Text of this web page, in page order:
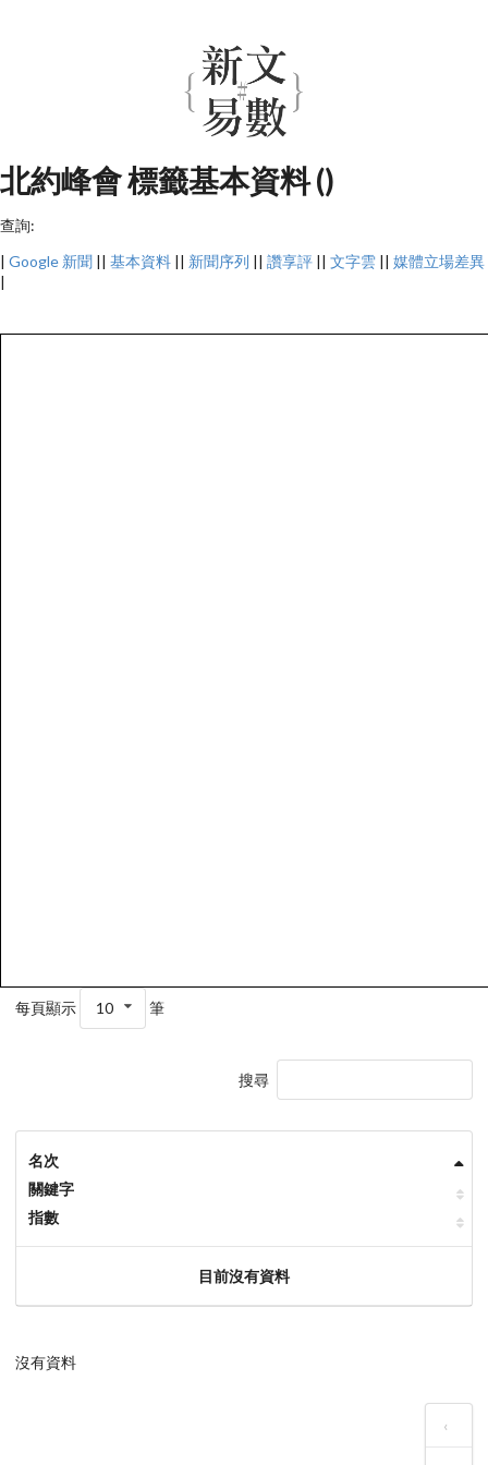
北約峰會 標籤基本資料 ()
查詢:
| Google 新聞 || 基本資料 || 新聞序列 || 讚享評 || 文字雲 || 媒體立場差異
|
每頁顯示 10 筆
搜尋
名次
關鍵字
指數
目前沒有資料
沒有資料
‹